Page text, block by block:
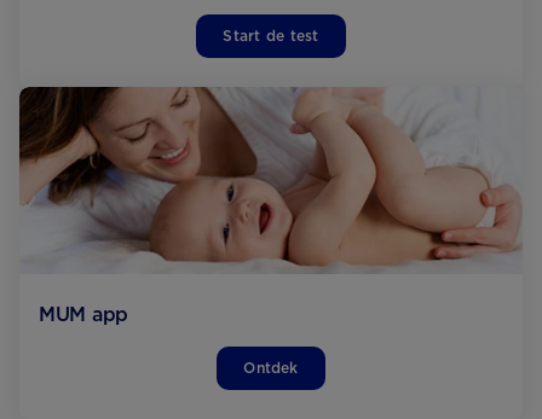
Start de test
MUM app
Ontdek